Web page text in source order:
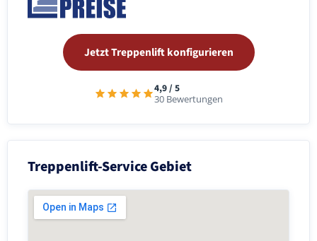
Jetzt Treppenlift konfigurieren
4,9 / 5
30 Bewertungen
Treppenlift-Service Gebiet